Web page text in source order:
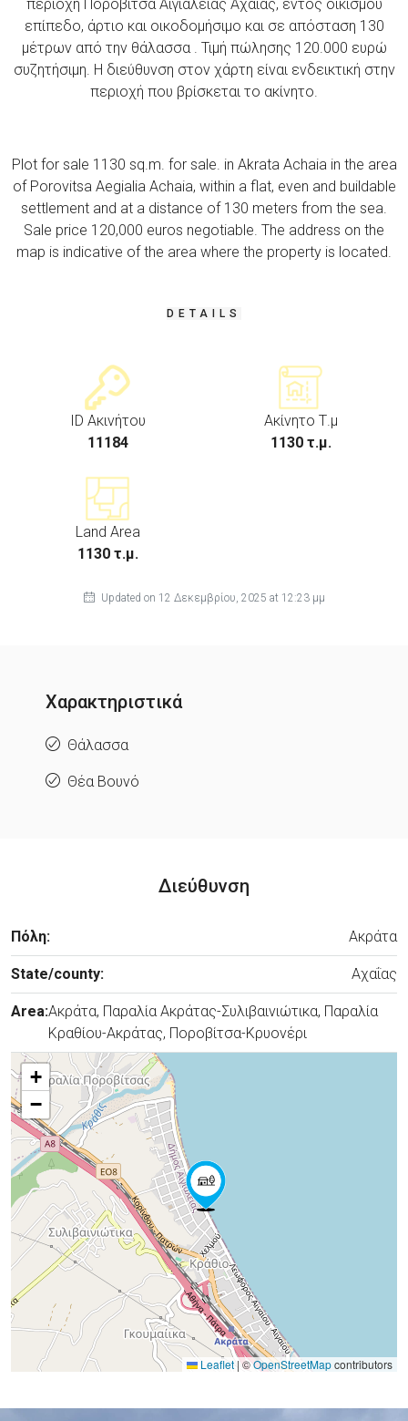
περιοχή Ποροβίτσα Αιγιαλείας Αχαΐας, εντός οικισμού
επίπεδο, άρτιο και οικοδομήσιμο και σε απόσταση 130
μέτρων από την θάλασσα . Τιμή πώλησης 120.000 ευρώ
συζητήσιμη. Η διεύθυνση στον χάρτη είναι ενδεικτική στην
περιοχή που βρίσκεται το ακίνητο.
Plot for sale 1130 sq.m. for sale. in Akrata Achaia in the area
of ​​Porovitsa Aegialia Achaia, within a flat, even and buildable
settlement and at a distance of 130 meters from the sea.
Sale price 120,000 euros negotiable. The address on the
map is indicative of the area where the property is located.
DETAILS
ID Ακινήτου
11184
Ακίνητο Τ.μ
1130 τ.μ.
Land Area
1130 τ.μ.
Updated on 12 Δεκεμβρίου, 2025 at 12:23 μμ
Χαρακτηριστικά
Θάλασσα
Θέα Βουνό
Διεύθυνση
Πόλη: Ακράτα
State/county: Αχαΐας
Area:Ακράτα, Παραλία Ακράτας-Συλιβαινιώτικα, Παραλία
Κραθίου-Ακράτας, Ποροβίτσα-Κρυονέρι
+
−
Leaflet |©OpenStreetMapcontributors